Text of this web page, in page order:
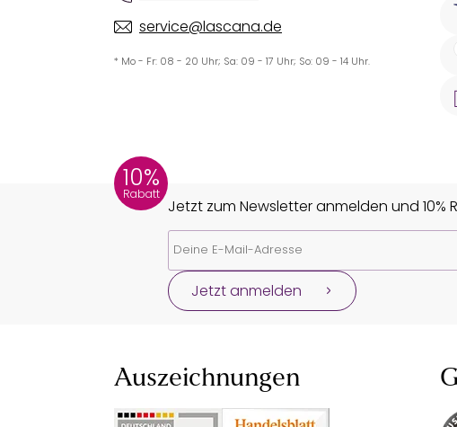
service@lascana.de
* Mo - Fr: 08 - 20 Uhr; Sa: 09 - 17 Uhr; So: 09 - 14 Uhr.
10%
Rabatt
Jetzt zum Newsletter anmelden und 10%
Jetzt anmelden
Auszeichnungen